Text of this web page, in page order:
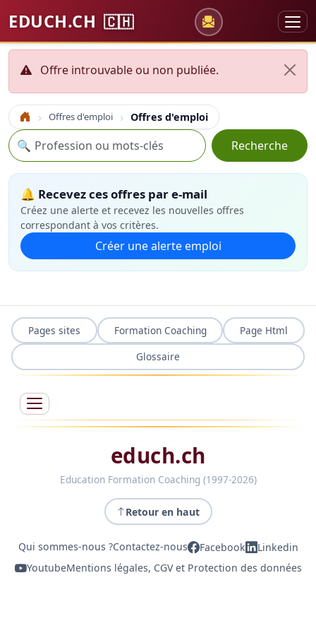
EDUCH.CH 🇨🇭
Offre introuvable ou non publiée.
Accueil Offres d'emploi Offres d'emploi
Recherche
🔍 Recherche
🔔 Recevez ces offres par e-mail
Créez une alerte et recevez les nouvelles offres
correspondant à vos critères.
Créer une alerte emploi
Pages sites Formation Coaching
Page Html
Glossaire
educh.ch
Education Formation Coaching (1997-2026)
Retour en haut
Qui sommes-nous ?Contactez-nous Facebook
Linkedin
YoutubeMentions légales, CGV et Protection des données